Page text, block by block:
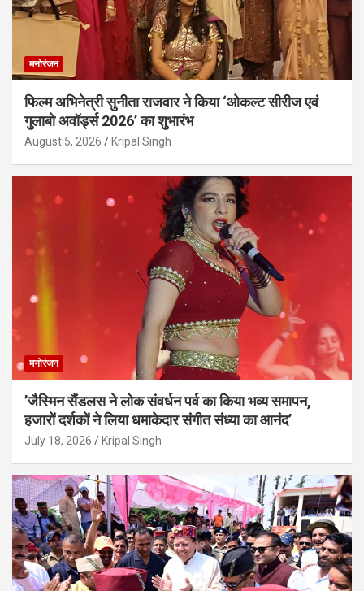
मनोरंजन
फिल्म अभिनेत्री सुनीता राजवार ने किया ‘ओकल्ट सीरीज एवं
गुलाबो अवॉर्ड्स 2026’ का शुभारंभ
August 5, 2026 Kripal Singh
मनोरंजन
’जैस्मिन सैंडलस ने लोक संवर्धन पर्व का किया भव्य समापन,
हजारों दर्शकों ने लिया धमाकेदार संगीत संध्या का आनंद’
July 18, 2026 Kripal Singh